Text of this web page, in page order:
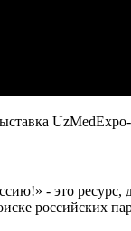
- это ресурс,
российских